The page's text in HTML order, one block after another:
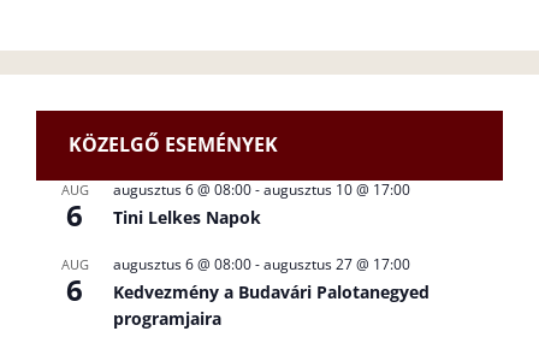
KÖZELGŐ ESEMÉNYEK
AUG
6
augusztus 6 @ 08:00-augusztus 10 @ 17:00
Tini Lelkes Napok
AUG
6
augusztus 6 @ 08:00-augusztus 27 @ 17:00
Kedvezmény a Budavári Palotanegyed
programjaira